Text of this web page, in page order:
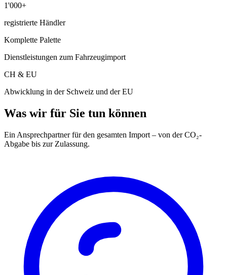
1'000+
registrierte Händler
Komplette Palette
Dienstleistungen zum Fahrzeugimport
CH & EU
Abwicklung in der Schweiz und der EU
Was wir für Sie tun können
Ein Ansprechpartner für den gesamten Import – von der CO₂-
Abgabe bis zur Zulassung.